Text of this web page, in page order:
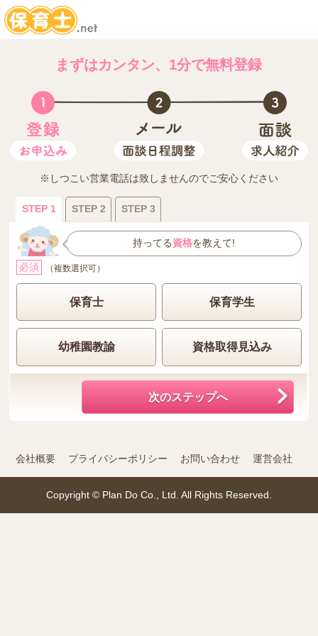
まずはカンタン、1分で無料登録
※しつこい営業電話は致しませんのでご安心ください
STEP 1 STEP 2 STEP 3
持ってる資格を教えて!
必須 （複数選択可）
保育士 保育学生
幼稚園教諭 資格取得見込み
次のステップへ
会社概要 プライバシーポリシー お問い合わせ 運営会社
Copyright © Plan Do Co., Ltd. All Rights Reserved.